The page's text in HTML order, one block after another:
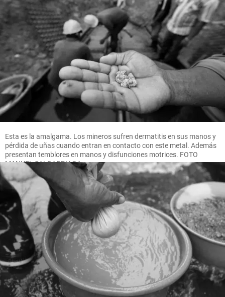
Esta es la amalgama. Los mineros sufren dermatitis en sus manos y
pérdida de uñas cuando entran en contacto con este metal. Además
presentan temblores en manos y disfunciones motrices. FOTO
MANUEL SALDARRIAGA